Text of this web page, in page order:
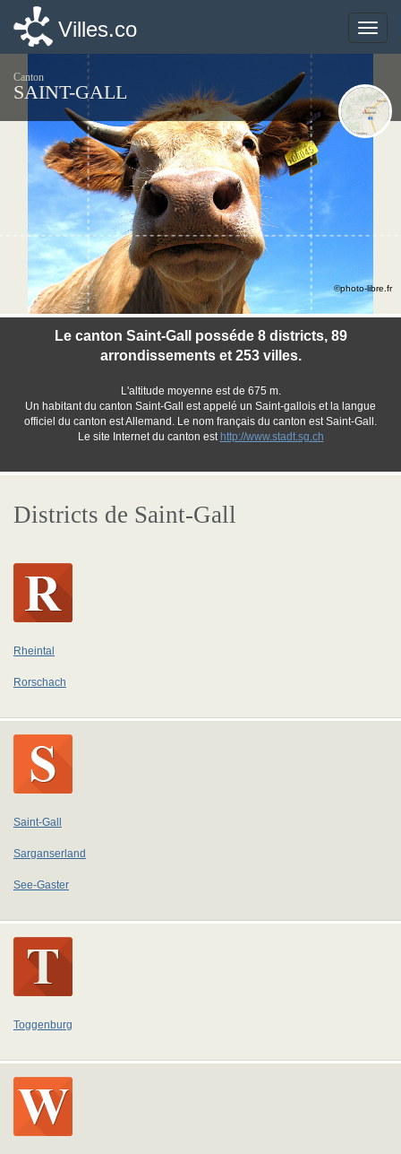
Toggle
Villes.co
Canton
SAINT-GALL
Le canton Saint-Gall posséde 8 districts, 89
arrondissements et 253 villes.
L'altitude moyenne est de 675 m.
Un habitant du canton Saint-Gall est appelé un Saint-gallois et la langue
officiel du canton est Allemand. Le nom français du canton est Saint-Gall.
Le site Internet du canton est http://www.stadt.sg.ch
©photo-libre.fr
Districts de Saint-Gall
Rheintal
Rorschach
Saint-Gall
Sarganserland
See-Gaster
Toggenburg
Toggle
Villes.co